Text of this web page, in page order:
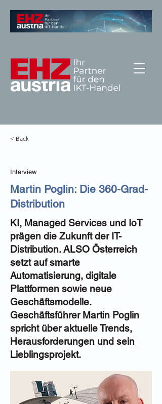
< Back
Interview
Martin Poglin: Die 360-Grad-
Distribution
KI, Managed Services und IoT
prägen die Zukunft der IT-
Distribution. ALSO Österreich
setzt auf smarte
Automatisierung, digitale
Plattformen sowie neue
Geschäftsmodelle.
Geschäftsführer Martin Poglin
spricht über aktuelle Trends,
Herausforderungen und sein
Lieblingsprojekt.